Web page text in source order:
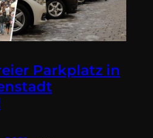
Parkplatz in